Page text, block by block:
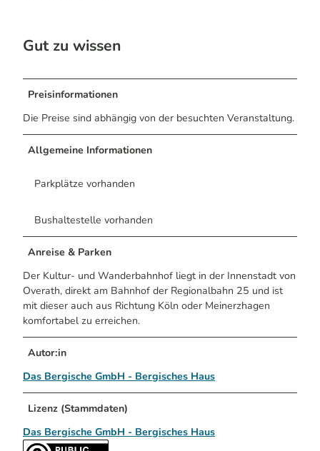
Gut zu wissen
Preisinformationen
Die Preise sind abhängig von der besuchten Veranstaltung.
Allgemeine Informationen
Parkplätze vorhanden
Bushaltestelle vorhanden
Anreise & Parken
Der Kultur- und Wanderbahnhof liegt in der Innenstadt von
Overath, direkt am Bahnhof der Regionalbahn 25 und ist
mit dieser auch aus Richtung Köln oder Meinerzhagen
komfortabel zu erreichen.
Autor:in
Das Bergische GmbH - Bergisches Haus
Lizenz (Stammdaten)
Das Bergische GmbH - Bergisches Haus